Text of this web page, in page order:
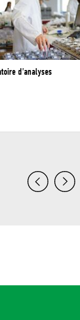
d'analyses